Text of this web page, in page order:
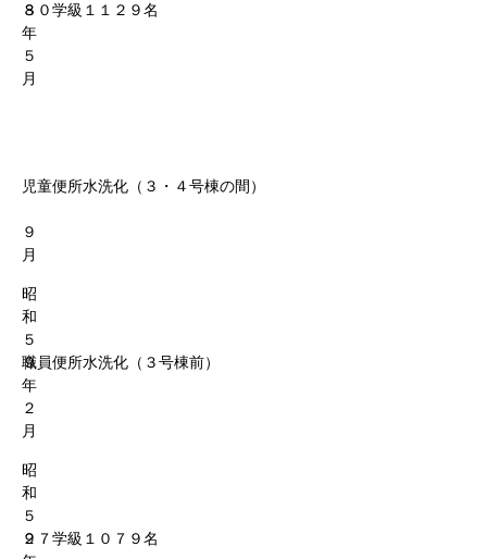
８
年
５
月
３０学級１１２９名
９
月
児童便所水洗化（３・４号棟の間）
昭
和
５
９
年
２
月
職員便所水洗化（３号棟前）
昭
和
５
９
２７学級１０７９名